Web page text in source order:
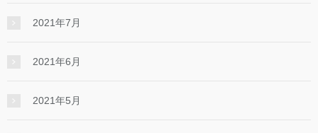
2021年7月
2021年6月
2021年5月